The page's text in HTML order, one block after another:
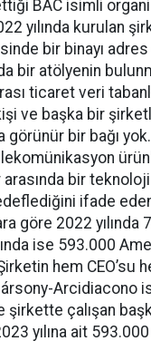
BAC isimli
yılında kurulan
bir binayı
bir atölyenin
ticaret veri
ve başka bir
görünür bir bağı
bir
ifade
göre 2022 yılında
ise 593.000
hem CEO’su
Arcidiacono
şirkette çalışan
yılına ait